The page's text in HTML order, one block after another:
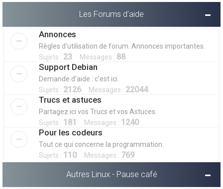
Les Forums d'aide
Annonces
Règles d'utilisation de forum. Annonces importantes.
Sujets : 23 Messages : 88
Support Debian
Demande d'aide : c'est ici.
Sujets : 2126Messages : 22044
Trucs et astuces
Partagez ici vos Trucs et vos Astuces.
Sujets : 181 Messages : 1240
Pour les codeurs
Tout ce qui concerne la programmation.
Sujets : 110Messages : 769
Autres Linux - Pause café